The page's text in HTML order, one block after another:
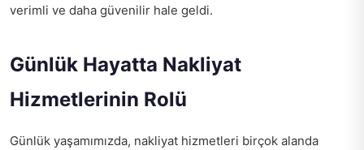
verimli ve daha güvenilir hale geldi.
Günlük Hayatta Nakliyat
Hizmetlerinin Rolü
Günlük yaşamımızda, nakliyat hizmetleri birçok alanda